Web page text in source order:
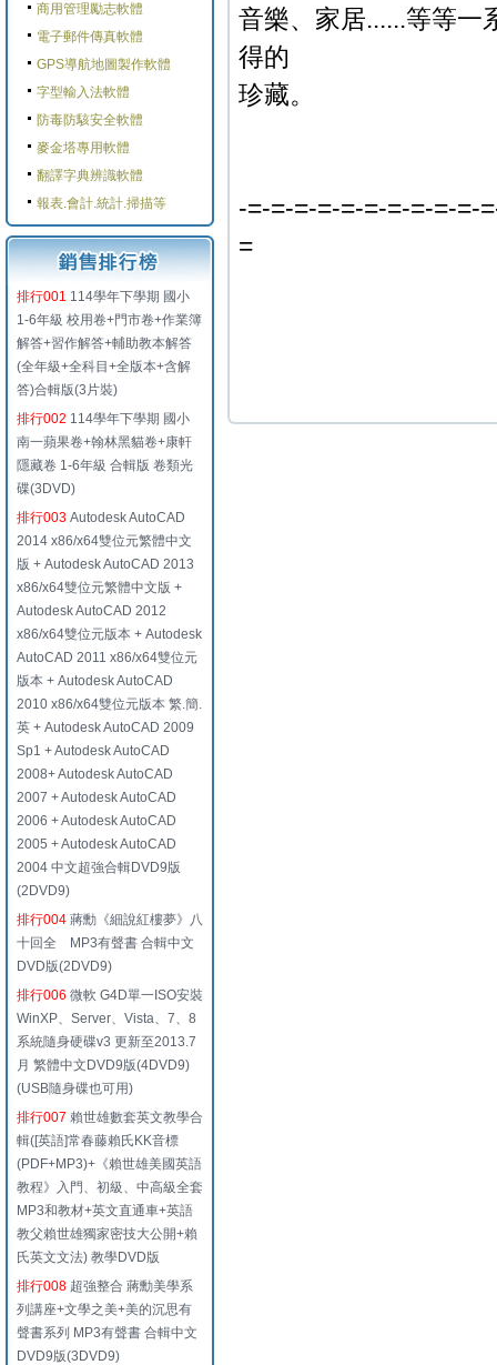
商用管理勵志軟體
電子郵件傳真軟體
GPS導航地圖製作軟體
字型輸入法軟體
防毒防駭安全軟體
麥金塔專用軟體
翻譯字典辨識軟體
報表.會計.統計.掃描等
排行001 114學年下學期 國小
1-6年級 校用卷+門市卷+作業簿
解答+習作解答+輔助教本解答
(全年級+全科目+全版本+含解
答)合輯版(3片裝)
排行002 114學年下學期 國小
南一蘋果卷+翰林黑貓卷+康軒
隱藏卷 1-6年級 合輯版 卷類光
碟(3DVD)
排行003 Autodesk AutoCAD
2014 x86/x64雙位元繁體中文
版 + Autodesk AutoCAD 2013
x86/x64雙位元繁體中文版 +
Autodesk AutoCAD 2012
x86/x64雙位元版本 + Autodesk
AutoCAD 2011 x86/x64雙位元
版本 + Autodesk AutoCAD
2010 x86/x64雙位元版本 繁.簡.
英 + Autodesk AutoCAD 2009
Sp1 + Autodesk AutoCAD
2008+ Autodesk AutoCAD
2007 + Autodesk AutoCAD
2006 + Autodesk AutoCAD
2005 + Autodesk AutoCAD
2004 中文超強合輯DVD9版
(2DVD9)
排行004 蔣勳《細說紅樓夢》八
十回全 MP3有聲書 合輯中文
DVD版(2DVD9)
排行006 微軟 G4D單一ISO安裝
WinXP、Server、Vista、7、8
系統隨身硬碟v3 更新至2013.7
月 繁體中文DVD9版(4DVD9)
(USB隨身碟也可用)
排行007 賴世雄數套英文教學合
輯([英語]常春藤賴氏KK音標
(PDF+MP3)+《賴世雄美國英語
教程》入門、初級、中高級全套
MP3和教材+英文直通車+英語
教父賴世雄獨家密技大公開+賴
氏英文文法) 教學DVD版
排行008 超強整合 蔣勳美學系
列講座+文學之美+美的沉思有
聲書系列 MP3有聲書 合輯中文
DVD9版(3DVD9)
音樂、家居......等等一
得的
珍藏。
-=-=-=-=-=-=-=-=-=-=-
=